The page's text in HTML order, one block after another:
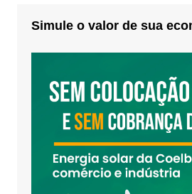
Simule o valor de sua